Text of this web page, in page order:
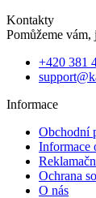
Kontakty
Pomůžeme vám,
+420 381
Informace
Obchodní
Informace
Ochrana
O nás